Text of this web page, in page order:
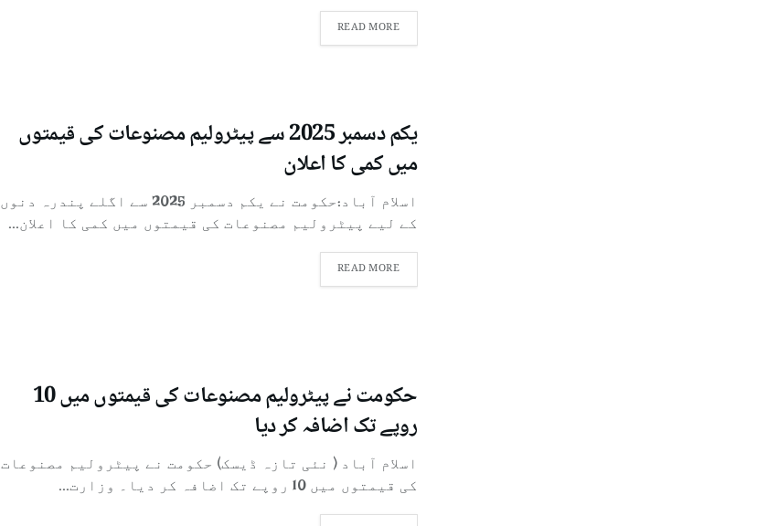
READ MORE
یکم دسمبر 2025 سے پیٹرولیم مصنوعات کی قیمتوں
میں کمی کا اعلان
اسلام آباد:حکومت نے یکم دسمبر 2025 سے اگلے پندرہ دنوں
کے لیے پیٹرولیم مصنوعات کی قیمتوں میں کمی کا اعلان...
READ MORE
حکومت نے پیٹرولیم مصنوعات کی قیمتوں میں 10
روپے تک اضافہ کر دیا
اسلام آباد ( نئی تازہ ڈیسک) حکومت نے پیٹرولیم مصنوعات
کی قیمتوں میں 10 روپے تک اضافہ کر دیا۔ وزارت...